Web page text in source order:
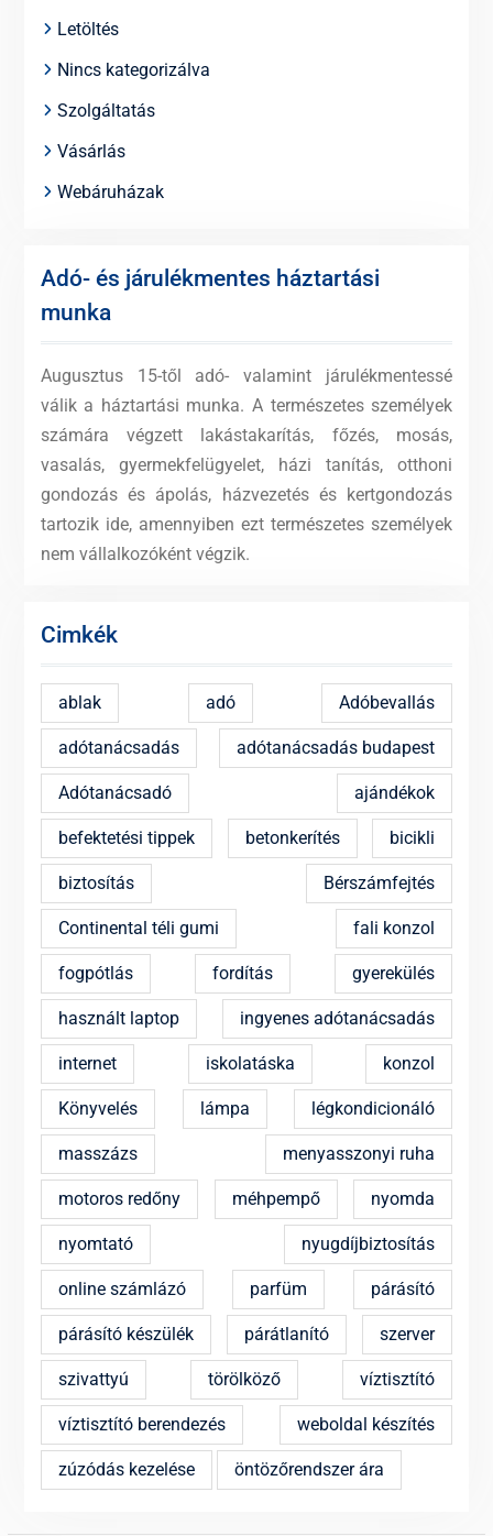
Letöltés
Nincs kategorizálva
Szolgáltatás
Vásárlás
Webáruházak
Adó- és járulékmentes háztartási
munka
Augusztus 15-től adó- valamint járulékmentessé
válik a háztartási munka. A természetes személyek
számára végzett lakástakarítás, főzés, mosás,
vasalás, gyermekfelügyelet, házi tanítás, otthoni
gondozás és ápolás, házvezetés és kertgondozás
tartozik ide, amennyiben ezt természetes személyek
nem vállalkozóként végzik.
Cimkék
ablak adó Adóbevallás
adótanácsadás adótanácsadás budapest
Adótanácsadó ajándékok
befektetési tippek betonkerítés bicikli
biztosítás Bérszámfejtés
Continental téli gumi fali konzol
fogpótlás fordítás gyerekülés
használt laptop ingyenes adótanácsadás
internet iskolatáska konzol
Könyvelés lámpa légkondicionáló
masszázs menyasszonyi ruha
motoros redőny méhpempő nyomda
nyomtató nyugdíjbiztosítás
online számlázó parfüm párásító
párásító készülék párátlanító szerver
szivattyú törölköző víztisztító
víztisztító berendezés weboldal készítés
zúzódás kezelése öntözőrendszer ára